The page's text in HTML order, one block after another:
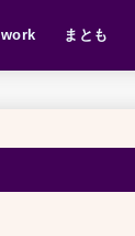
work まとも